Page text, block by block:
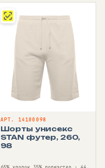
1490 ₽
АРТ. 14100098
Шорты унисекс
STAN футер, 260,
98